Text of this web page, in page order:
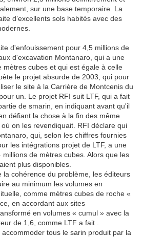
sur une base temporaire. La
d’excellents sols habités avec des
d'enfouissement pour 4,5 millions de
d'excavation Montanaro, qui a une
mètres cubes et qui est égale à celle
le projet absurde de 2003, qui pour
le site à la Carrière de Montcenis du
un. Le projet RFI suit LTF, qui a fait
de smarin, en indiquant avant qu'il
défiant la chose à la fin des même
on les revendiquait. RFI déclare qui
qui, selon les chiffres fournies
les intégrations projet de LTF, a une
de mètres cubes. Alors que les
plus disponibles.
la cohérence du problème, les éditeurs
au minimum les volumes en
comme mètres cubes de roche «
en accordant aux sites
en volumes « cumul » avec la
de 1,6, comme LTF a fait .
accommoder tous le sarin produit par la